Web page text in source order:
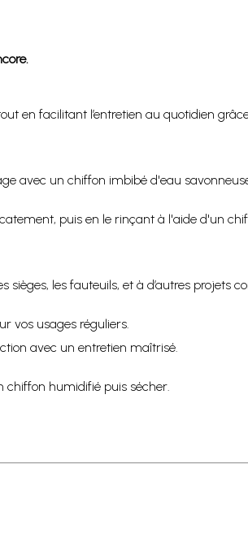
en facilitant l’entretien au quotidien
avec un chiffon imbibé d'eau
puis en le rinçant à l'aide d'un
sièges, les fauteuils, et à d’autres projets
vos usages réguliers.
avec un entretien maîtrisé.
chiffon humidifié puis sécher.